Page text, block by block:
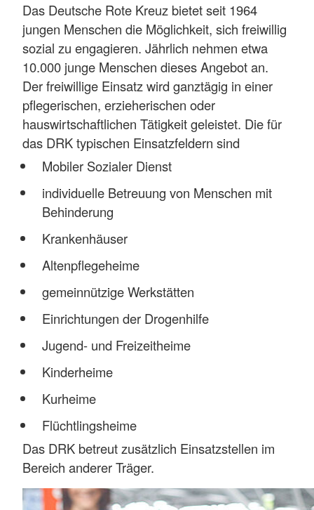
Das Deutsche Rote Kreuz bietet seit 1964
jungen Menschen die Möglichkeit, sich freiwillig
sozial zu engagieren. Jährlich nehmen etwa
10.000 junge Menschen dieses Angebot an.
Der freiwillige Einsatz wird ganztägig in einer
pflegerischen, erzieherischen oder
hauswirtschaftlichen Tätigkeit geleistet. Die für
das DRK typischen Einsatzfeldern sind
Mobiler Sozialer Dienst
individuelle Betreuung von Menschen mit
Behinderung
Krankenhäuser
Altenpflegeheime
gemeinnützige Werkstätten
Einrichtungen der Drogenhilfe
Jugend- und Freizeitheime
Kinderheime
Kurheime
Flüchtlingsheime
Das DRK betreut zusätzlich Einsatzstellen im
Bereich anderer Träger.